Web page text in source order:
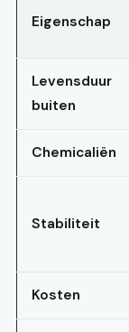
Eigenschap
Levensduur
buiten
Chemicaliën
Stabiliteit
Kosten